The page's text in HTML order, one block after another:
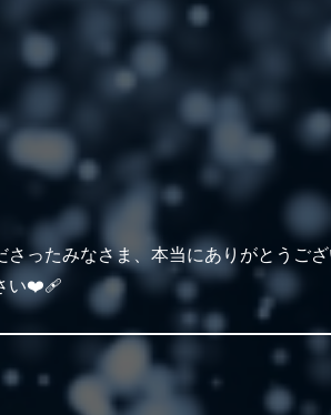
ったみなさま、本当にありがとうござ
い❤️‍🩹